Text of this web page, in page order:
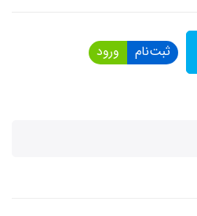
ثبت‌نام ورود